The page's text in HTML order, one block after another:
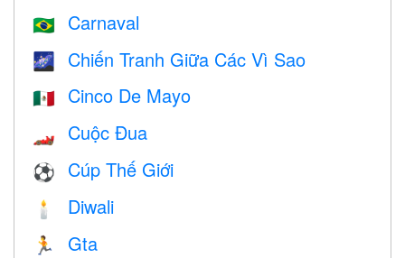
🇧🇷 Carnaval
🌌 Chiến Tranh Giữa Các Vì Sao
🇲🇽 Cinco De Mayo
🏎 Cuộc Đua
⚽ Cúp Thế Giới
🕯 Diwali
🏃 Gta